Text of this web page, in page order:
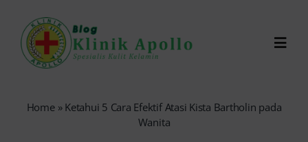
content
Home» Ketahui 5 Cara Efektif Atasi Kista Bartholin pada
Wanita